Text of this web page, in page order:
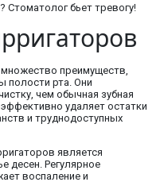
Стоматолог бьет тревогу!
преимуществ,
полости рта. Они
чем обычная зубная
удаляет остатки
и труднодоступных
является
десен. Регулярное
воспаление и